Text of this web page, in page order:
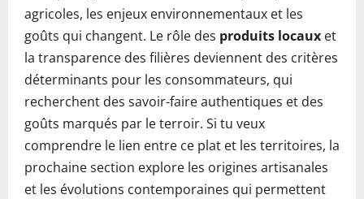
agricoles, les enjeux environnementaux et les
goûts qui changent. Le rôle des produits locaux et
la transparence des filières deviennent des critères
déterminants pour les consommateurs, qui
recherchent des savoir-faire authentiques et des
goûts marqués par le terroir. Si tu veux
comprendre le lien entre ce plat et les territoires, la
prochaine section explore les origines artisanales
et les évolutions contemporaines qui permettent